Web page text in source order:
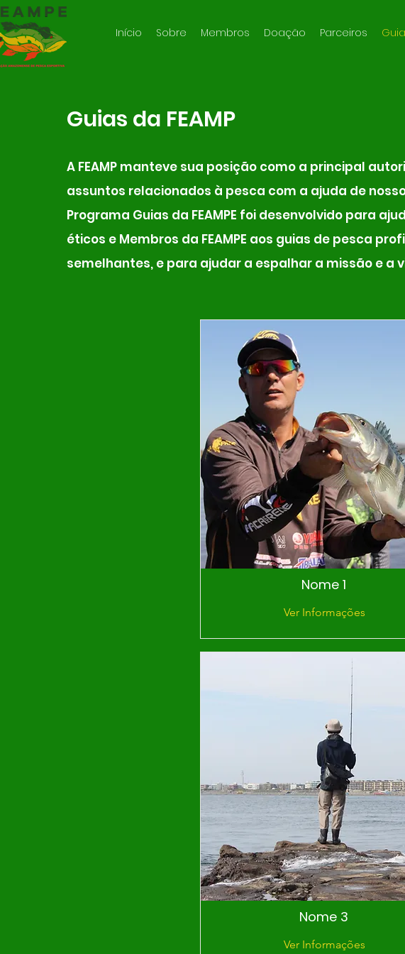
Início Sobre Membros Doação Parceiros
Guias da FEAMP
A FEAMP manteve sua posição como a principal
assuntos relacionados à pesca com a ajuda de
Programa Guias da FEAMPE foi desenvolvido para
éticos e Membros da FEAMPE aos guias de pesca
semelhantes, e para ajudar a espalhar a missão e a
Nome 1
Ver Informações
Nome 3
Ver Informações